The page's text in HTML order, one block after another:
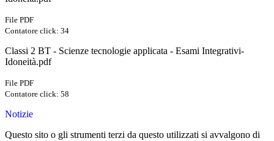
File PDF
Contatore click: 34
Classi 2 BT - Scienze tecnologie applicata - Esami Integrativi-
Idoneità.pdf
File PDF
Contatore click: 58
Notizie
Questo sito o gli strumenti terzi da questo utilizzati si avvalgono di